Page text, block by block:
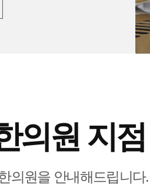
의원 지점
의원을 안내해드립니다.